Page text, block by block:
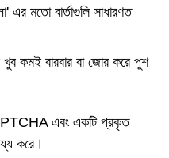
এর মতো বার্তাগুলি সাধারণত
কমই বারবার বা জোর করে পুশ
এবং একটি প্রকৃত
করে।